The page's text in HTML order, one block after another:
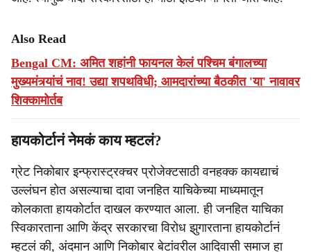
Also Read
Bengal CM: अमित शहांनी फायनल केलं पश्चिम बंगालच्या
मुख्यमंत्र्यांचं नाव! उद्या शपथविधी; आमदारांच्या बैठकीत 'या' नावावर
शिक्कामोर्तब
हायकोर्टानं नेमकं काय म्हटलं?
ग्रेट निकोबार इन्फ्रास्ट्रक्चर प्रोजेक्टसाठी वनहक्क कायद्याचं
उल्लंघन होत असल्याचा दावा जनहित याचिकेच्या माध्यमातून
कोलकाता हायकोर्टात दाखल करण्यात आला. ही जनहित याचिका
स्विकारताना आणि केंद्र सरकारचा विरोध झुगारताना हायकोर्टानं
म्हटलं की, अंदमान आणि निकोबार बेटांवरील आदिवासी समाज हा